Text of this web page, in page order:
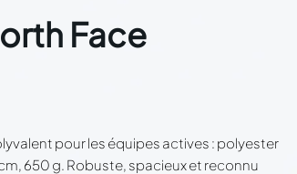
Face
pour les équipes actives : polyester
650 g. Robuste, spacieux et reconnu